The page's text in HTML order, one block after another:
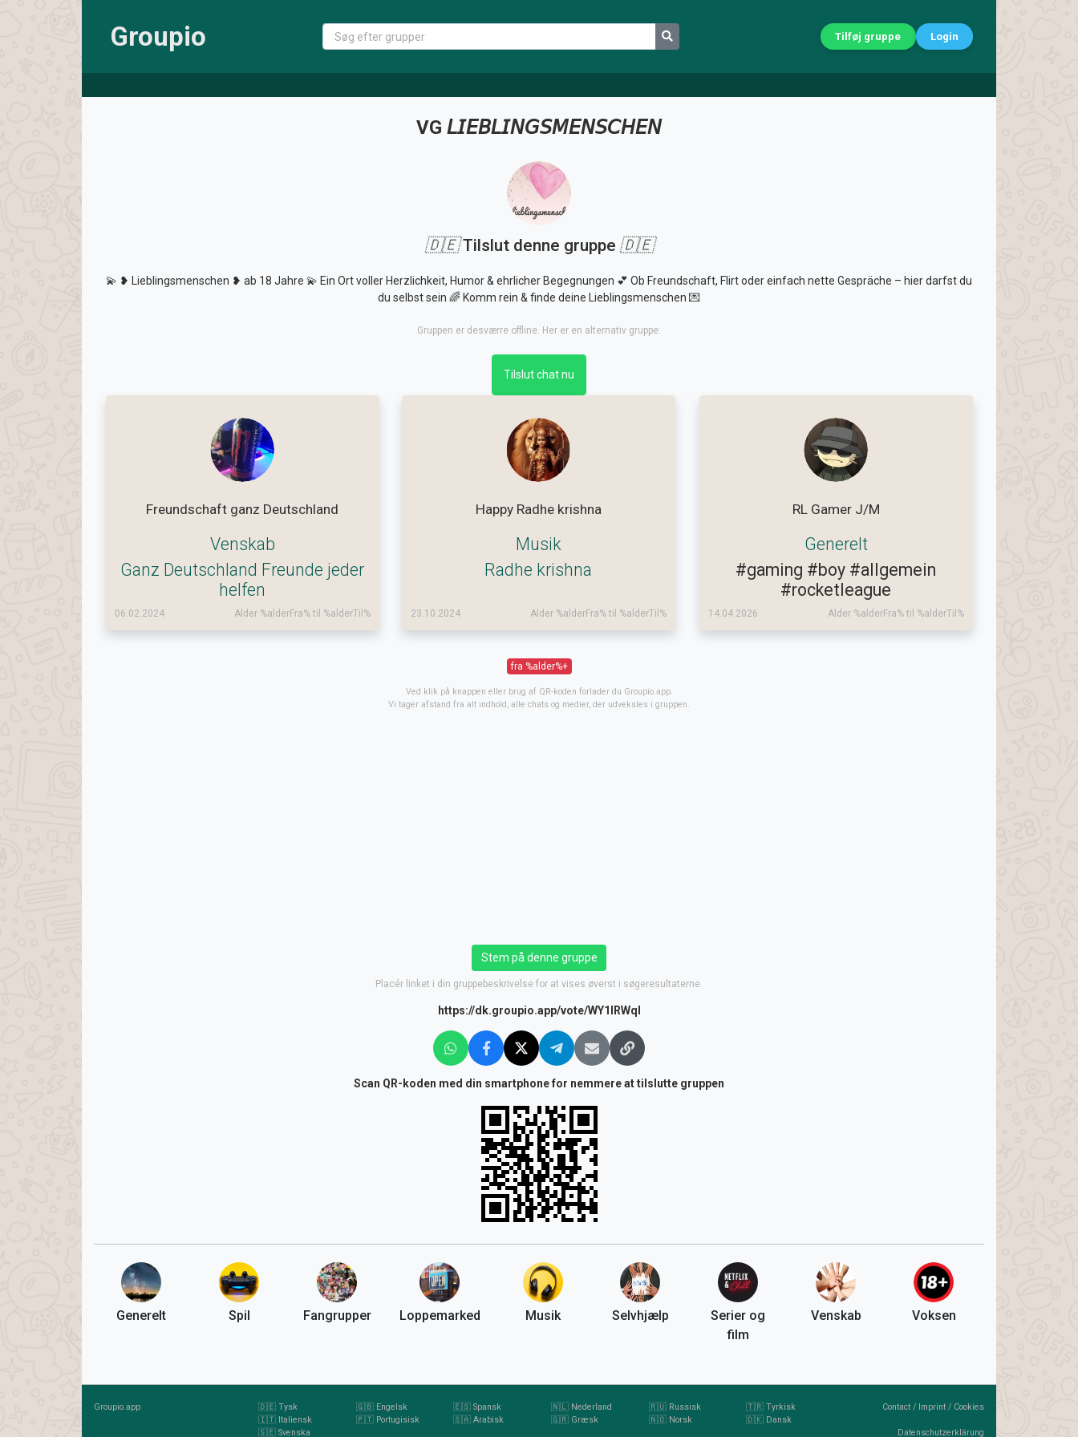
Groupio Tilføj gruppe Login
VG 𝘓𝘐𝘌𝘉𝘓𝘐𝘕𝘎𝘚𝘔𝘌𝘕𝘚𝘊𝘏𝘌𝘕
🇩🇪Tilslut denne gruppe 🇩🇪
💫 ❥ Lieblingsmenschen ❥ ab 18 Jahre 💫 Ein Ort voller Herzlichkeit, Humor & ehrlicher Begegnungen 💕 Ob Freundschaft, Flirt oder einfach nette Gespräche – hier darfst du
du selbst sein 🌈 Komm rein & finde deine Lieblingsmenschen 💌
Gruppen er desværre offline. Her er en alternativ gruppe:
Tilslut chat nu
Freundschaft ganz Deutschland
Venskab
Ganz Deutschland Freunde jeder
helfen
06.02.2024 Alder %alderFra% til %alderTil%
Happy Radhe krishna
Musik
Radhe krishna
23.10.2024 Alder %alderFra% til %alderTil%
RL Gamer J/M
Generelt
#gaming #boy #allgemein
#rocketleague
14.04.2026 Alder %alderFra% til %alderTil%
fra %alder%+
Ved klik på knappen eller brug af QR-koden forlader du Groupio.app.
Vi tager afstand fra alt indhold, alle chats og medier, der udveksles i gruppen.
Stem på denne gruppe
Placér linket i din gruppebeskrivelse for at vises øverst i søgeresultaterne.
https://dk.groupio.app/vote/WY1lRWql
Scan QR-koden med din smartphone for nemmere at tilslutte gruppen
Generelt Spil Fangrupper Loppemarked Musik Selvhjælp
Serier og
film
Venskab Voksen
Groupio.app 🇩🇪 Tysk 🇬🇧 Engelsk 🇪🇸 Spansk 🇳🇱 Nederland 🇷🇺 Russisk
🇹🇷 Tyrkisk
🇮🇹 Italiensk
🇵🇹 Portugisisk 🇸🇦 Arabisk 🇬🇷 Græsk 🇳🇴 Norsk
🇩🇰 Dansk
🇸🇪 Svenska
Contact / Imprint / Cookies
Datenschutzerklärung